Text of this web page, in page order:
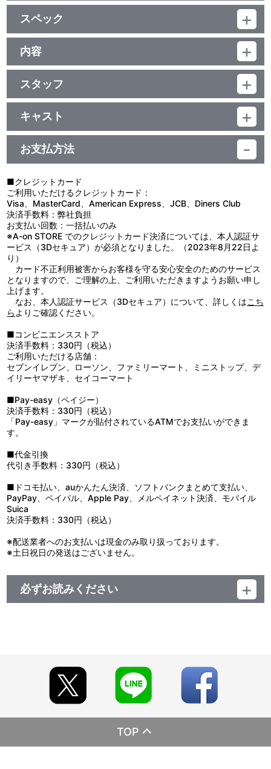
映像特典
■新作アニメーション（約4分×2話）
・第1話「物忘れのジーン。見守るロッタに、時々ニーノ」
＜キャスト＞ジーン・オータス：下野 紘／ロッタ：悠木 碧
＜あらすじ＞ライターをどこかに置き忘れたり、何度も部屋で
タバコを吸おうとしたり、なにかと忘れっぽいジーン。しっかり者
のロッタはそんな兄に呆れ気味だが…。
「でも…お兄ちゃんは大事なことは忘れない」
・第2話「ニーノの思い出し怒り。『学生の頃からお前はずっと
そう』」
＜キャスト＞ニーノ：津田健次郎／ジーン・オータス：下野 紘
＜あらすじ＞いつものようにバーで飲んでいるジーンとニー
ノ。酔いが回ってきた頃、ニーノはジュモーク区でジーンに言われ
た言葉について問い掛ける。
「そういえば、お前だっていないだろ？ 友達」「？……何の
話？」
■宣伝動画『アッカァくんのACCA講座』
第1回「ボクの名前はアッカァくん」
第2回「巨大統一組織 ACCA！」
第3回「監察課のお仕事を観察ッカ！」
■宣伝動画『キャラクターリレーインタビュー』
第1回 ジーン・オータス／第2回 ニーノ／第3回 グロッシュラー
／第4回 パスティス
■最速先行上映会ダイジェスト映像（2016年12月21日＠新宿ピカ
デリー）
＜登壇者＞下野 紘（ジーン役）／津田健次郎（ニーノ役）
特典
■スペシャルCD
・オーディオドラマ「ジーンの夏休み」
＜出演＞ジーン・オータス：下野 紘／ニーノ：津田健次郎／ロ
ッタ：悠木 碧／モーヴ：田中敦子
＜あらすじ＞夏のある日、ロッタにジャケットを見立ててもら
3人が次に向かったのは――なぜか、海！
「――ギラギラと照り付ける太陽に、足下はひんやりと心地
の良い波。やっぱり海はいいな」「…俺のジャケットは？」
・キャストトーク
■原作者オノ・ナツメ描き下ろしコミック『パイン長官と』（8P）
「パイン長官とジーンとニーノ」
ーストフード店『バスウッド』。
バスウッドを巡り、ジーンやニーノ、5長官や監察課のメンバー
たちが見せる、組織とはちょっと違う日常の顔。
ジュモーク区出身のパイン長官が主役!?の、ここでしか読めない
■「おやつの時間」イラストドラマカード
ジーンとニーノ編／5長官編／ジーンとロッタ編
他、仕様
■キャラクターデザイン久貝典史描き下ろしBOX
スペック
品番：BCXA-1225
ジャンル：TVアニメ+オリジナルアニメ
（本編97分＋特典31分）／ﾘﾆｱPCM(ｽﾃﾚｵ)／AVC／BD50G／
16:9<1080p High Definition>／英語字幕付(ON･OFF可能)／カラー
／確128分／全3巻
内容
制作年度：2017年
【4話収録】
13の自治区に分かれた王国にある、巨大統一組織“ACCA（アッ
カ）”。かつてクーデターの危機により結成されたACCAは、国民の
平和を守り続け100年が経とうとしていた。
ACCA本部の監察課副課長 ジーン・オータスは、「もらいタバコ
のジーン」の異名をもつ、組織きっての食えない男。飄々とタバコ
を燻らせながら、13区を廻り不正がないか視察を行っている。そん
平和な日常は、ゆっくりと世界の陰謀に巻き込まれていく！
■第1話「もらいタバコのジーン」
13の自治区に分かれたドーワー王国。その平和は巨大統一組
織“ACCA（アッカ）”によって守られていた。ACCA本部監察課副
課長ジーン・オータスの仕事は、13区を不定期に廻り、不正がない
か視察すること。だがある日、ACCAトップの5長官により、監察
課の廃止が告げられる。平和な時代が続き、存在意義を失いつつあ
ることが理由だった。そんな中、ジーンはファーマス区の視察に向
かうが……。
■第2話「悪友（とも）の名はニーノ」
ACCAバードン支部の新入り巡査レイルは、本部のエリートを嫌
い、ジーンに何かと突っかかってくる。それを飄々とかわす一方
た。相談された友人のニーノは、原因の調査を約束する。その頃、
ACCAの上層部にはクーデターの噂が伝わっていた。5長官の一
人、グロッシュラーは会議の席で、信憑性のある情報を入手したと
切り出す。
■第3話「城にただよう噂の煙」
デターの情報を集めるため、ジーンに協力を依頼する。一方、クー
デターの噂はドーワー王室にも届いていた。王室では王位継承権を
持つシュヴァーン王子の成人記念式典が催されることになり、
ACCAも5長官ら幹部たちの出席を求められる。そこへジーンも監
■第4話「閉ざされた『国』のくすぶり」
視察のため、スイツ区を訪れたジーン。スイツ区では伝統と格式
も“閉ざされた”雰囲気を感じていた。視察途中、一人で街を眺めて
いたジーンは偶然にも、クーデターについて話をするスイツ区民た
ちと遭遇。会話内容の発覚を恐れる彼らに拉致されてしまう。ジー
ンが目の当たりにした区民たちの思いとは……。
スタッフ
第1話 脚本：鈴木智尋／絵コンテ・演出：夏目真悟／作画監督：
久貝典史
第2話 脚本：鈴木智尋／絵コンテ・演出：若林 信／作画監督：
LEE MINBAE（DR MOVIE）／総作画監督：小田剛生
第3話 脚本：鈴木智尋／絵コンテ・演出：八田洋介／作画監督：
長坂慶太／総作画監督：吉田奏子
作画監督：光岡美来／総作画監督：小田剛生
原作：オノ・ナツメ（掲載 月刊「ビッグガンガン」スクウェア・
エニックス刊）／監督：夏目真悟／シリーズ構成：鈴木智尋／キャ
ラクターデザイン：久貝典史／総作画監督：小田剛生、吉田奏子／
衣装設定：榎戸 駿／小物設定：五十嵐 海／美術監督：吉岡誠子／
色彩設計：橋本 賢／撮影監督：伏原あかね／3D監督：籔田修平／
編集：木村佳史子／音響監督：はたしょう二／音楽：高橋 諒／アニ
メーション制作：マッドハウス
キャスト
ジーン・オータス：下野 紘／ニーノ：津田健次郎／ロッタ：悠木
碧／グロッシュラー：諏訪部順一／リーリウム：遊佐浩二／スペー
ド：大川 透／パスティス：緑川 光／パイン：安元洋貴／モーヴ：
前野智昭／レイル：八代 拓／シュヴァーン：宮野真守／マギー：上
村祐翔／ファルケ２世：中尾隆聖／クヴァルム：石塚運昇／エイダ
ー：洲崎 綾／グルス：羽多野 渉
お支払方法
■クレジットカード
ご利用いただけるクレジットカード：
Visa、MasterCard、American Express、JCB、Diners Club
決済手数料：弊社負担
お支払い回数：一括払いのみ
※A-on STORE でのクレジットカード決済については、本人認証サ
ービス（3Dセキュア）が必須となりました。（2023年8月22日よ
り）
カード不正利用被害からお客様を守る安心安全のためのサービス
となりますので、ご理解の上、ご利用いただきますようお願い申し
上げます。
なお、本人認証サービス（3Dセキュア）について、詳しくはこち
ら よりご確認ください。
■コンビニエンスストア
決済手数料：330円（税込）
ご利用いただける店舗：
セブンイレブン、ローソン、ファミリーマート、ミニストップ、デ
イリーヤマザキ、セイコーマート
■Pay-easy（ペイジー）
決済手数料：330円（税込）
「Pay-easy」マークが貼付されているATMでお支払いができま
す。
■代金引換
代引き手数料：330円（税込）
■ドコモ払い、auかんたん決済、ソフトバンクまとめて支払い、
PayPay、ペイパル、Apple Pay、メルペイネット決済、モバイル
Suica
決済手数料：330円（税込）
※配送業者へのお支払いは現金のみ取り扱っております。
※土日祝日の発送はございません。
必ずお読みください
TOP